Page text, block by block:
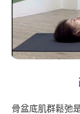
骨盆底肌群鬆弛